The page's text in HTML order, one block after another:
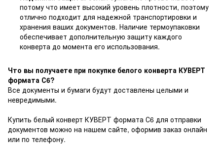
потому что имеет высокий уровень плотности, поэтому
отлично подходит для надежной транспортировки и
хранения ваших документов. Наличие термоупаковки
обеспечивает дополнительную защиту каждого
конверта до момента его использования.
Что вы получаете при покупке белого конверта КУВЕРТ
формата С6?
Все документы и бумаги будут доставлены целыми и
невредимыми.
Купить белый конверт КУВЕРТ формата С6 для отправки
документов можно на нашем сайте, оформив заказ онлайн
или по телефону.